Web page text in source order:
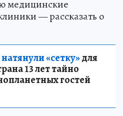
медицинские
— рассказать о
«сетку»для
13 лет тайно
гостей